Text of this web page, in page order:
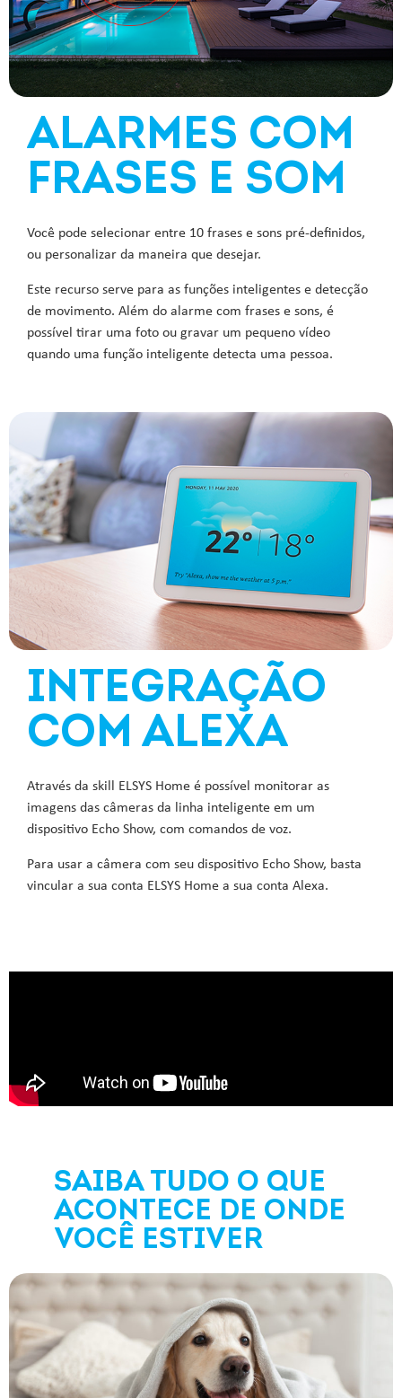
ALARMES COM
FRASES E SOM
Você pode selecionar entre 10 frases e sons pré-definidos,
ou personalizar da maneira que desejar.
Este recurso serve para as funções inteligentes e detecção
de movimento. Além do alarme com frases e sons, é
possível tirar uma foto ou gravar um pequeno vídeo
quando uma função inteligente detecta uma pessoa.
INTEGRAÇÃO
COM ALEXA
Através da skill ELSYS Home é possível monitorar as
imagens das câmeras da linha inteligente em um
dispositivo Echo Show, com comandos de voz.
Para usar a câmera com seu dispositivo Echo Show, basta
vincular a sua conta ELSYS Home a sua conta Alexa.
SAIBA TUDO O QUE
ACONTECE DE ONDE
VOCÊ ESTIVER